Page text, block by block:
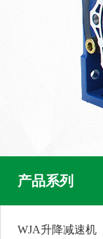
产品系列
WJA升降减速机